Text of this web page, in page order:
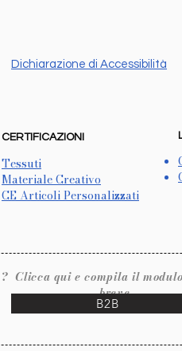
Dichiarazione di Accessibilità
CERTIFICAZIONI
Tessuti
Materiale Creativo
CE Articoli Personalizzati
qui e compila il modulo
breve.
B2B